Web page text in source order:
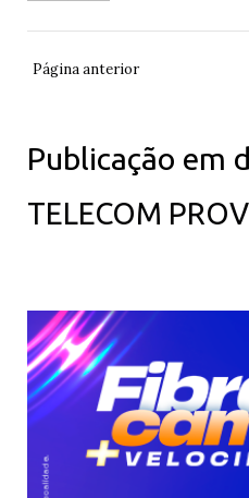
Página anterior
Publicação em
TELECOM